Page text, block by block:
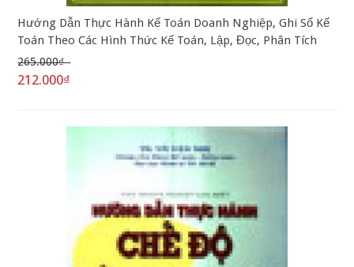
Hướng Dẫn Thực Hành Kế Toán Doanh Nghiệp, Ghi Sổ Kế
Toán Theo Các Hình Thức Kế Toán, Lập, Đọc, Phân Tích
Báo Cáo Tài Chính DN
265.000₫
212.000₫